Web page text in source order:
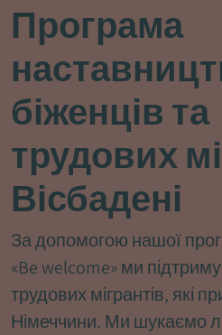
Програма
біженців та
трудових
Вісбадені
За допомогою нашої
«Be welcome» ми
трудових мігрантів, які
Німеччини. Ми шукаємо